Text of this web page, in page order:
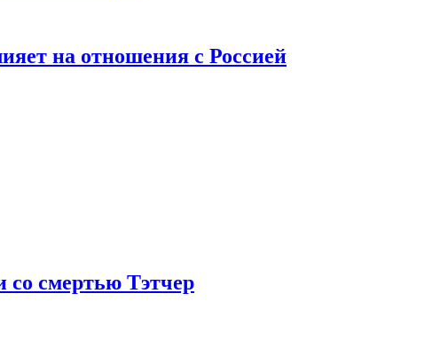
на отношения с Россией
со смертью Тэтчер